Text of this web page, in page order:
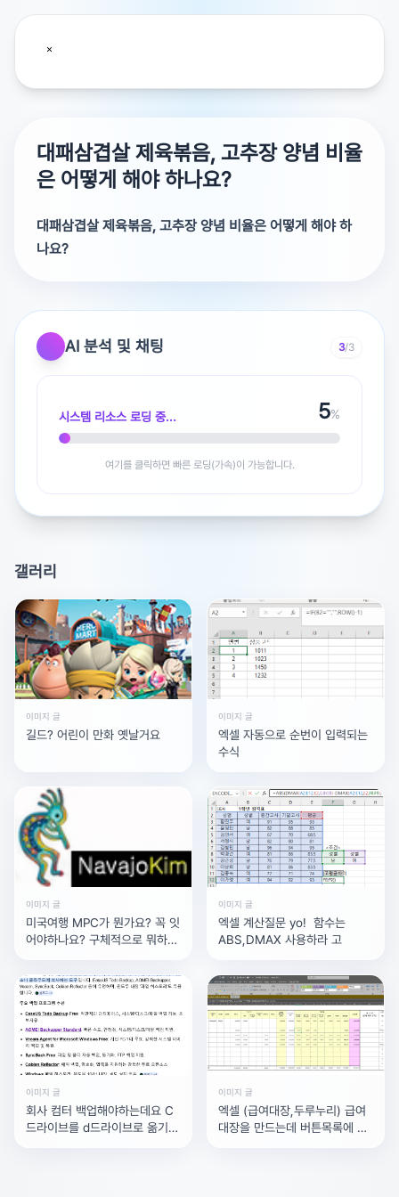
대패삼겹살 제육볶음, 고추장 양념 비율
은 어떻게 해야 하나요?
대패삼겹살 제육볶음, 고추장 양념 비율은 어떻게 해야 하
나요?
굴소스&간장을 조금 추가하시면
깊은맛이 대체되는것 같아요!
광고 [X]를 누르면 내용이 해제됩니다
AI 분석 및 채팅 3/3
시스템 리소스 로딩 중... 5%
여기를 클릭하면 빠른 로딩(가속)이 가능합니다.
갤러리
이미지 글
길드? 어린이 만화 옛날거요
이미지 글
엑셀 자동으로 순번이 입력되는
수식
이미지 글
미국여행 MPC가 뭔가요? 꼭 잇
어야하나요? 구체적으로 뭐하는
이미지 글
엑셀 계산질문 yo! 함수는
ABS,DMAX 사용하라 고
이미지 글
회사 컴터 백업해야하는데요 C
드라이브를 d드라이브로 옮기라
이미지 글
엑셀 (급여대장,두루누리) 급여
대장을 만드는데 버튼목록에 두